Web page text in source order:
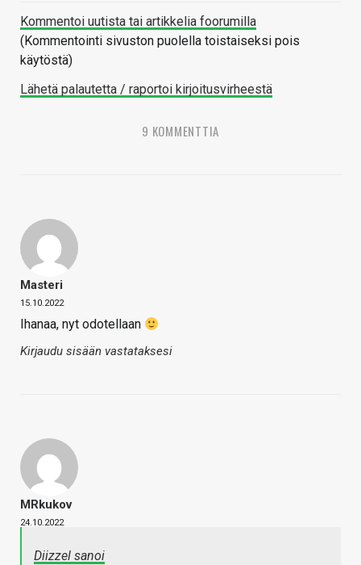
Kommentoi uutista tai artikkelia foorumilla
(Kommentointi sivuston puolella toistaiseksi pois
käytöstä)
Lähetä palautetta / raportoi kirjoitusvirheestä
9 KOMMENTTIA
Masteri
15.10.2022
Ihanaa, nyt odotellaan
Kirjaudu sisään vastataksesi
MRkukov
24.10.2022
Diizzel sanoi